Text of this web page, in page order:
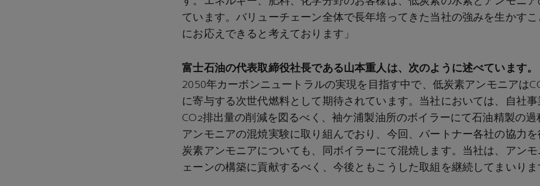
ています。バリューチェーン全体で長年培ってきた当社の強みを生かす
にお応えできると考えております」
富士石油の代表取締役社長である山本重人は、次のように述べています。
2050年カーボンニュートラルの実現を目指す中で、低炭素アンモニアは
に寄与する次世代燃料として期待されています。当社においては、自社
CO₂排出量の削減を図るべく、袖ケ浦製油所のボイラーにて石油精製の過
アンモニアの混焼実験に取り組んでおり、今回、パートナー各社の協力
炭素アンモニアについても、同ボイラーにて混焼します。当社は、アン
ェーンの構築に貢献するべく、今後ともこうした取組を継続してまいりま